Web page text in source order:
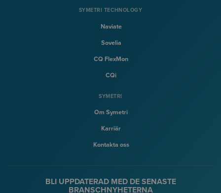
SYMETRI TECHNOLOGY
Naviate
Sovelia
CQ FlexMon
CQi
SYMETRI
Om Symetri
Karriär
Kontakta oss
BLI UPPDATERAD MED DE SENASTE
BRANSCHNYHETERNA